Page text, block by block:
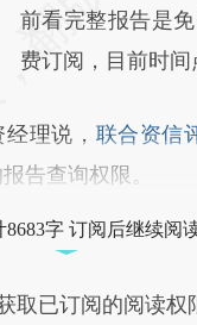
前看完整报告是
费订阅，目前时间
理说， 联合资信
告查询权限。
8683字 订阅后继续阅
取已订阅的阅读权